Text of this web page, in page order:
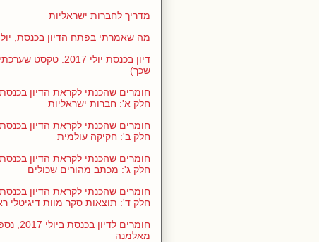
מדריך לחברות ישראליות
מה שאמרתי בפתח הדיון בכנסת, יולי
דיון בכנסת יולי 2017:
שכך)
חלק א': חברות ישראליות
חלק ב': חקיקה עולמית
חלק ג': מכתב מהורים שכולים
חלק ד': תוצאות סקר מוות דיגיטלי
חומרים
מאלמנה